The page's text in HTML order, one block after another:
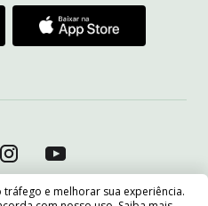
e melhorar sua experiência.